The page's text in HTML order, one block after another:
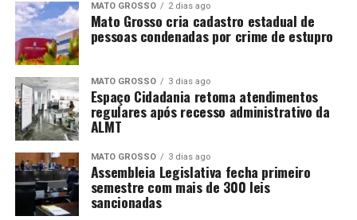
MATO GROSSO 2 dias ago
Mato Grosso cria cadastro estadual de
pessoas condenadas por crime de estupro
MATO GROSSO 3 dias ago
Espaço Cidadania retoma atendimentos
regulares após recesso administrativo da
ALMT
MATO GROSSO 3 dias ago
Assembleia Legislativa fecha primeiro
semestre com mais de 300 leis
sancionadas